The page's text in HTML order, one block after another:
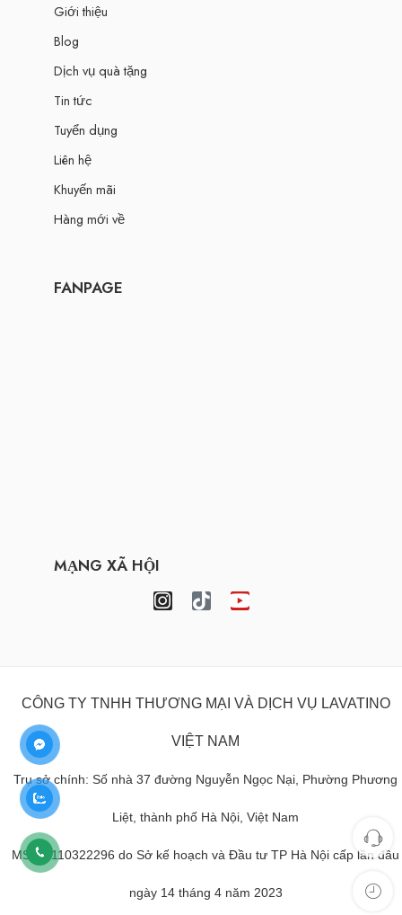
Giới thiệu
Blog
Dịch vụ quà tặng
Tin tức
Tuyển dụng
Liên hệ
Khuyến mãi
Hàng mới về
FANPAGE
MẠNG XÃ HỘI
CÔNG TY TNHH THƯƠNG MẠI VÀ DỊCH VỤ LAVATINO
VIỆT NAM
Trụ sở chính: Số nhà 37 đường Nguyễn Ngọc Nại, Phường Phương
Liệt, thành phố Hà Nội, Việt Nam
MST: 0110322296 do Sở kế hoạch và Đầu tư TP Hà Nội cấp lần đầu
ngày 14 tháng 4 năm 2023